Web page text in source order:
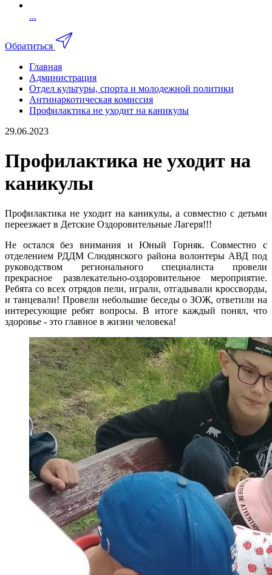
...
Обратиться
Главная
Администрация
Отдел культуры, спорта и молодежной политики
Антинаркотическая комиссия
Профилактика не уходит на каникулы
29.06.2023
Профилактика не уходит на
каникулы
Профилактика не уходит на каникулы, а совместно с детьми
переезжает в Детские Оздоровительные Лагеря!!!
Не остался без внимания и Юный Горняк. Совместно с
отделением РДДМ Слюдянского района волонтеры АВД под
руководством регионального специалиста провели
прекрасное развлекательно-оздоровительное мероприятие.
Ребята со всех отрядов пели, играли, отгадывали кроссворды,
и танцевали! Провели небольшие беседы о ЗОЖ, ответили на
интересующие ребят вопросы. В итоге каждый понял, что
здоровье - это главное в жизни человека!